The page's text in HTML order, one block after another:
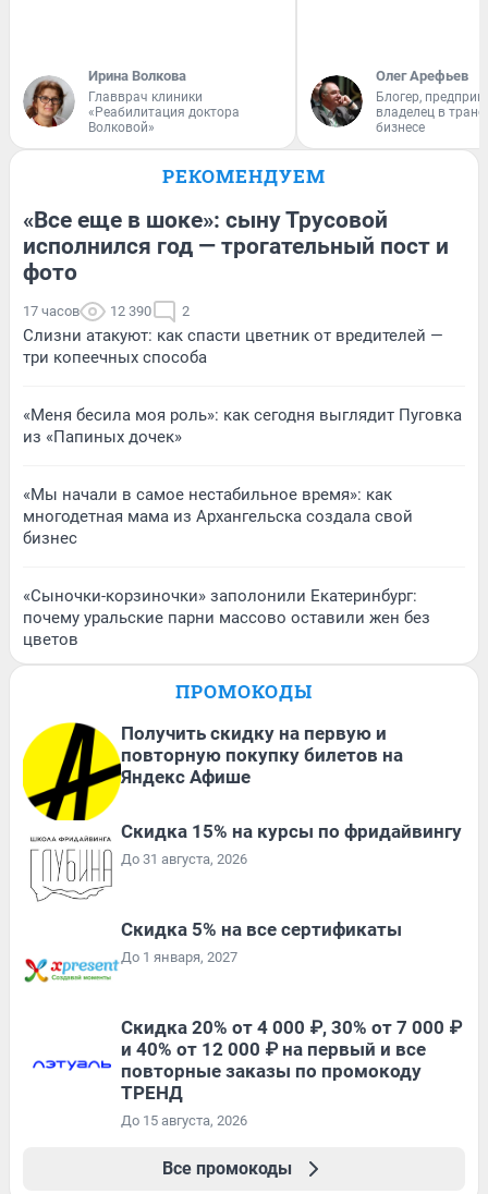
Ирина Волкова
Главврач клиники
«Реабилитация доктора
Волковой»
Олег Арефьев
Блогер,
владелец в
бизнесе
РЕКОМЕНДУЕМ
«Все еще в шоке»: сыну Трусовой
исполнился год — трогательный пост и
фото
17 часов 12 390 2
Слизни атакуют: как спасти цветник от вредителей —
три копеечных способа
«Меня бесила моя роль»: как сегодня выглядит Пуговка
из «Папиных дочек»
«Мы начали в самое нестабильное время»: как
многодетная мама из Архангельска создала свой
бизнес
«Сыночки-корзиночки» заполонили Екатеринбург:
почему уральские парни массово оставили жен без
цветов
ПРОМОКОДЫ
Получить скидку на первую и
повторную покупку билетов на
Яндекс Афише
Скидка 15% на курсы по фридайвингу
До 31 августа, 2026
Скидка 5% на все сертификаты
До 1 января, 2027
Скидка 20% от 4 000 ₽, 30% от 7 000 ₽
и 40% от 12 000 ₽ на первый и все
повторные заказы по промокоду
ТРЕНД
До 15 августа, 2026
Все промокоды